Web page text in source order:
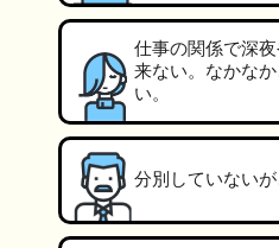
仕事の関係で深
来ない。なかな
い。
分別していないが